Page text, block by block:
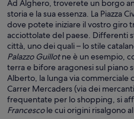
Ad Alghero, troverete un borgo
storia e la sua essenza. La Piazza
dove potete iniziare il vostro giro
acciottolate del paese. Differenti
città, uno dei quali – lo stile
Palazzo Guillotne è un esempio,
terra e bifore aragonesi sul piano
Alberto, la lunga via commerciale
Carrer Mercaders (via dei
frequentate per lo shopping, si
Francescole cui origini risalgono al